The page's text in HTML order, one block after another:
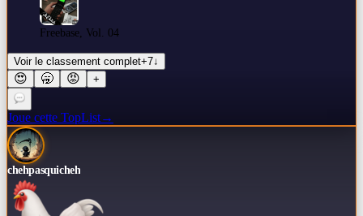
Freebase, Vol. 04
Voir le classement complet+7↓
😍 🥱 😡 +
Joue cette TopList→
chehpasquicheh